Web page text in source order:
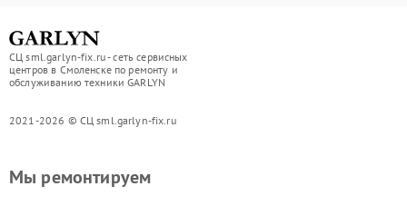
СЦ sml.garlyn-fix.ru - сеть сервисных
центров в Смоленске по ремонту и
обслуживанию техники GARLYN
2021-2026 © СЦ sml.garlyn-fix.ru
Мы ремонтируем